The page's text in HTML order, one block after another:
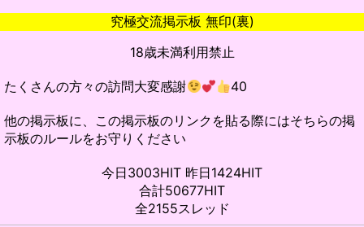
究極交流掲示板 無印(裏)
18歳未満利用禁止
たくさんの方々の訪問大変感謝 40
他の掲示板に、この掲示板のリンクを貼る際にはそちらの掲
示板のルールをお守りください
今日3003HIT 昨日1424HIT
合計50677HIT
全2155スレッド